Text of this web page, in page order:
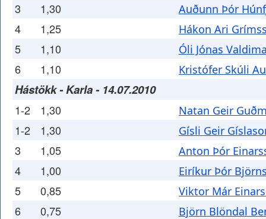
3 1,30 Auðunn Þór
4 1,25 Hákon Ari
5 1,10 Óli Jónas
6 1,10 Kristófer Skúli
Hástökk - Karla - 14.07.2010
1-2 1,30 Natan Geir
1-2 1,30 Gísli Geir
3 1,05 Anton Þór
4 1,00 Eiríkur Þór
5 0,85 Viktor Már
6 0,75 Björn Blöndal